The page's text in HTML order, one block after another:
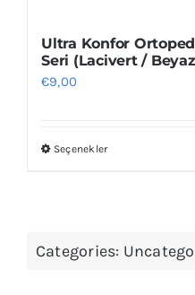
Ultra Konfor
Seri (Lacivert /
€9,00
SeçeneklerBu
varyasyonu
Categories: